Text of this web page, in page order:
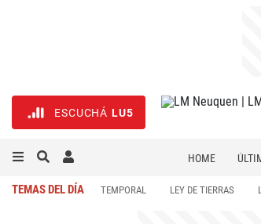
ESCUCHÁ LU5
HOME
TEMAS DEL DÍA TEMPORAL LEY DE TIERRAS